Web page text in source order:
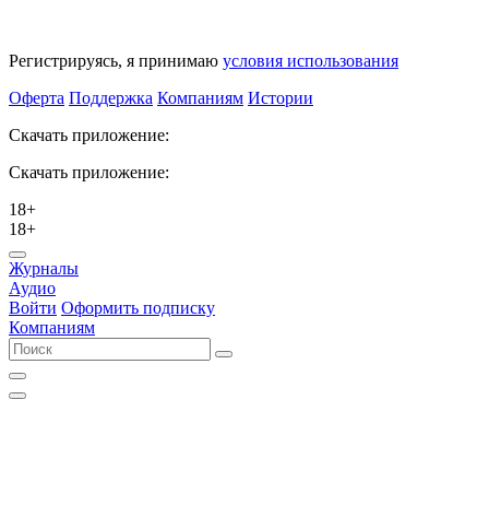
Регистрируясь, я принимаю условия использования
Оферта Поддержка Компаниям Истории
Скачать приложение:
Скачать приложение:
18+
18+
Журналы
Аудио
Войти Оформить подписку
Компаниям